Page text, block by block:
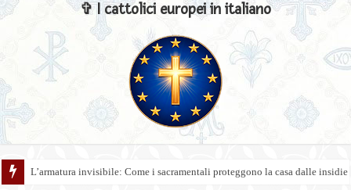
✞ I cattolici europei in italiano
L’armatura invisibile: Come i sacramentali proteggono la casa dalle